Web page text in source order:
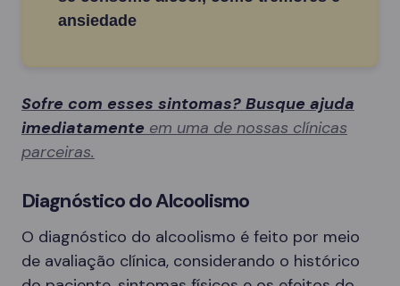
ansiedade
Sofre com esses sintomas? Busque ajuda
imediatamente em uma de nossas clínicas
parceiras.
Diagnóstico do Alcoolismo
O diagnóstico do alcoolismo é feito por meio
de avaliação clínica, considerando o histórico